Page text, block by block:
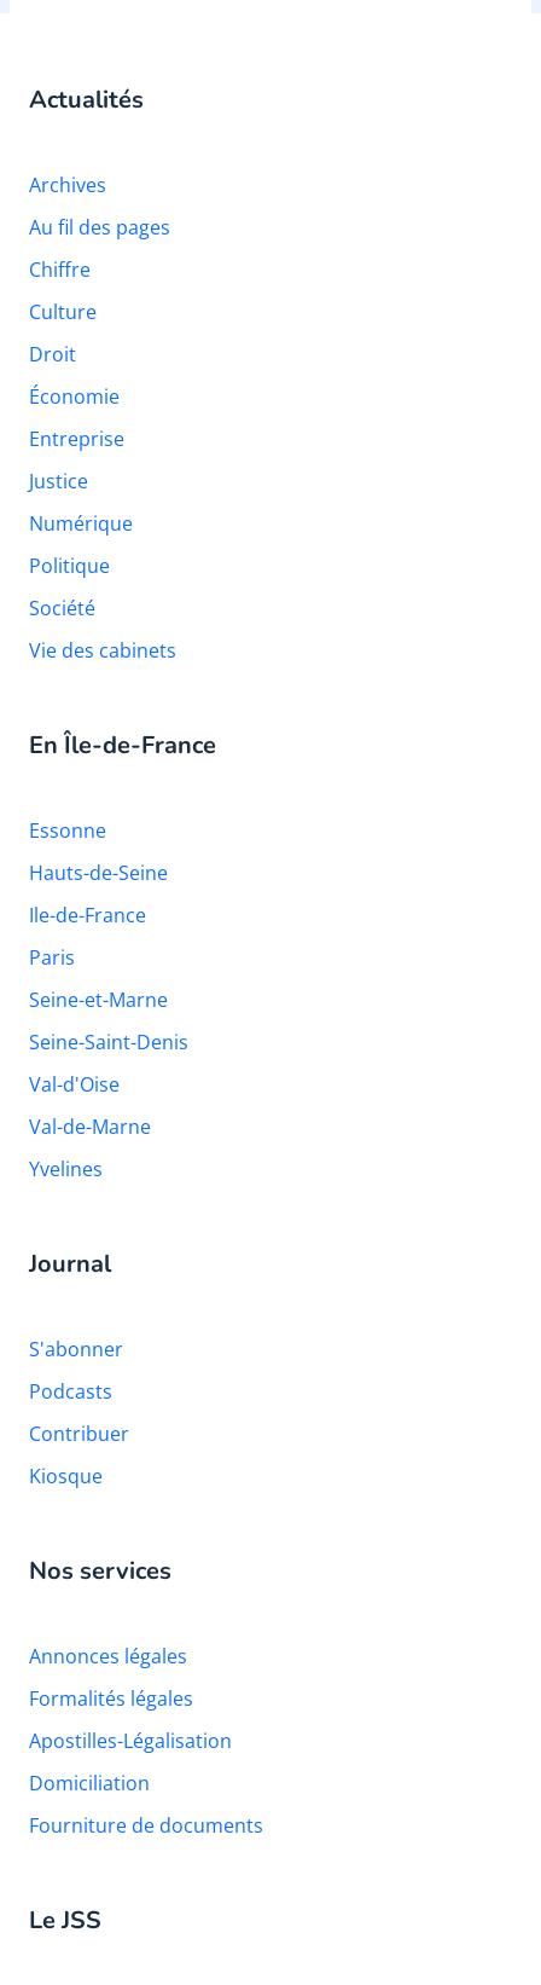
Actualités
Archives
Au fil des pages
Chiffre
Culture
Droit
Économie
Entreprise
Justice
Numérique
Politique
Société
Vie des cabinets
En Île-de-France
Essonne
Hauts-de-Seine
Ile-de-France
Paris
Seine-et-Marne
Seine-Saint-Denis
Val-d'Oise
Val-de-Marne
Yvelines
Journal
S'abonner
Podcasts
Contribuer
Kiosque
Nos services
Annonces légales
Formalités légales
Apostilles-Légalisation
Domiciliation
Fourniture de documents
Le JSS